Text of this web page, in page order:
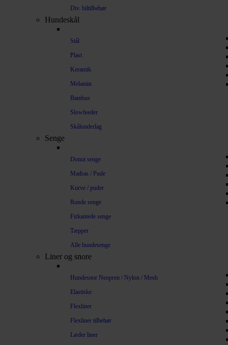
Div. biltilbehør
Hundeskål
Stål
Plast
Keramik
Melamin
Bambus
Slowfeeder
Skålunderlag
Senge
Donut senge
Madras / Pude
Kurve / puder
Runde senge
Firkantede senge
Tæpper
Alle hundesenge
Liner og snore
Hundesnor Neopren / Nylon / Mesh
Elastiske
Flexliner
Flexliner tilbehør
Læder liner